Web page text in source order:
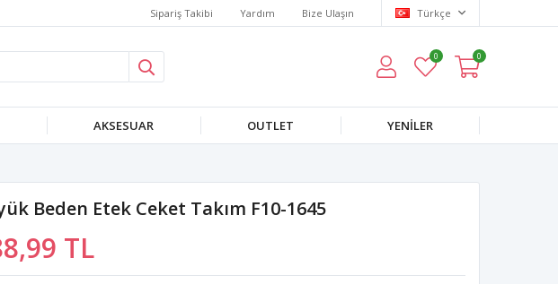
Sipariş Takibi Yardım Bize Ulaşın Türkçe
0 0
AKSESUAR OUTLET YENILER
Beden Etek Ceket Takım F10-1645
TL